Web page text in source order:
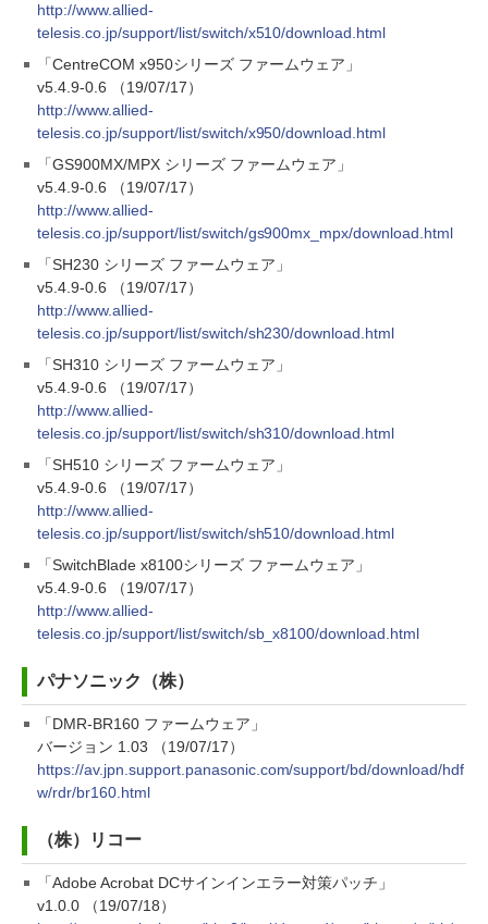
http://www.allied-
telesis.co.jp/support/list/switch/x510/download.html
「CentreCOM x950シリーズ ファームウェア」
v5.4.9-0.6 （19/07/17）
http://www.allied-
telesis.co.jp/support/list/switch/x950/download.html
「GS900MX/MPX シリーズ ファームウェア」
v5.4.9-0.6 （19/07/17）
http://www.allied-
telesis.co.jp/support/list/switch/gs900mx_mpx/download.html
「SH230 シリーズ ファームウェア」
v5.4.9-0.6 （19/07/17）
http://www.allied-
telesis.co.jp/support/list/switch/sh230/download.html
「SH310 シリーズ ファームウェア」
v5.4.9-0.6 （19/07/17）
http://www.allied-
telesis.co.jp/support/list/switch/sh310/download.html
「SH510 シリーズ ファームウェア」
v5.4.9-0.6 （19/07/17）
http://www.allied-
telesis.co.jp/support/list/switch/sh510/download.html
「SwitchBlade x8100シリーズ ファームウェア」
v5.4.9-0.6 （19/07/17）
http://www.allied-
telesis.co.jp/support/list/switch/sb_x8100/download.html
パナソニック（株）
「DMR-BR160 ファームウェア」
バージョン 1.03 （19/07/17）
https://av.jpn.support.panasonic.com/support/bd/download/hdf
w/rdr/br160.html
（株）リコー
「Adobe Acrobat DCサインインエラー対策パッチ」
v1.0.0 （19/07/18）